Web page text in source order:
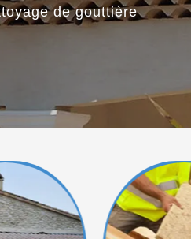
de gouttière